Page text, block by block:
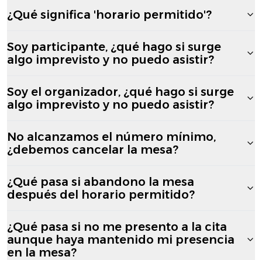
¿Qué significa 'horario permitido'?
Soy participante, ¿qué hago si surge
algo imprevisto y no puedo asistir?
Soy el organizador, ¿qué hago si surge
algo imprevisto y no puedo asistir?
No alcanzamos el número mínimo,
¿debemos cancelar la mesa?
¿Qué pasa si abandono la mesa
después del horario permitido?
¿Qué pasa si no me presento a la cita
aunque haya mantenido mi presencia
en la mesa?